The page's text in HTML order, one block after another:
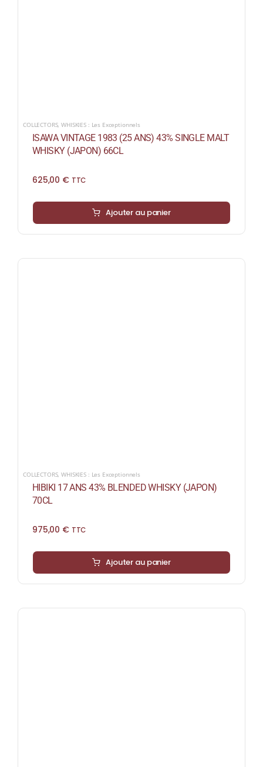
COLLECTORS,WHISKIES : Les Exceptionnels
ISAWA VINTAGE 1983 (25 ANS) 43% SINGLE MALT
WHISKY (JAPON) 66CL
625,00 € TTC
Ajouter au panier
COLLECTORS,WHISKIES : Les Exceptionnels
HIBIKI 17 ANS 43% BLENDED WHISKY (JAPON)
70CL
975,00 € TTC
Ajouter au panier